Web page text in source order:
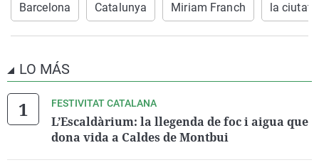
Barcelona Catalunya Miriam Franch la ciutat
LO MÁS
FESTIVITAT CATALANA
L’Escaldàrium: la llegenda de foc i aigua que
dona vida a Caldes de Montbui